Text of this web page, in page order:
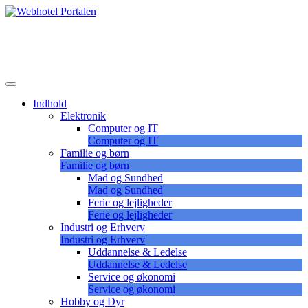
Skip
Indhold
Elektronik
Computer og IT
Computer og IT
Familie og børn
Familie og børn
Mad og Sundhed
Mad og Sundhed
Ferie og lejligheder
Ferie og lejligheder
Industri og Erhverv
Industri og Erhverv
Uddannelse & Ledelse
Uddannelse & Ledelse
Service og økonomi
Service og økonomi
Hobby og Dyr